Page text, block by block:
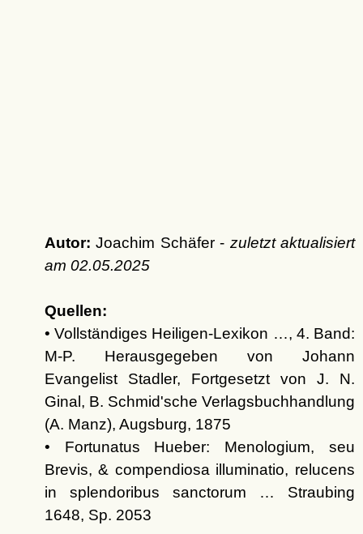
Autor: Joachim Schäfer - zuletzt aktualisiert
am 02.05.2025
Quellen:
• Vollständiges Heiligen-Lexikon …, 4. Band:
M-P. Herausgegeben von Johann
Evangelist Stadler, Fortgesetzt von J. N.
Ginal, B. Schmid'sche Verlagsbuchhandlung
(A. Manz), Augsburg, 1875
• Fortunatus Hueber: Menologium, seu
Brevis, & compendiosa illuminatio, relucens
in splendoribus sanctorum … Straubing
1648, Sp. 2053